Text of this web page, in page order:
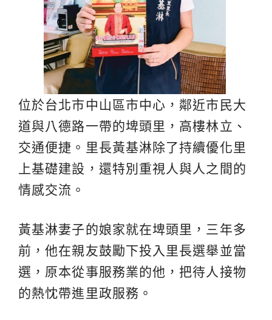
位於台北市中山區市中心，鄰近市民大
道與八德路一帶的埤頭里，高樓林立、
交通便捷。里長黃基淋除了持續優化里
上基礎建設，還特別重視人與人之間的
情感交流。
黃基淋妻子的娘家就在埤頭里，三年多
前，他在親友鼓勵下投入里長選舉並當
選，原本從事服務業的他，把待人接物
的熱忱帶進里政服務。